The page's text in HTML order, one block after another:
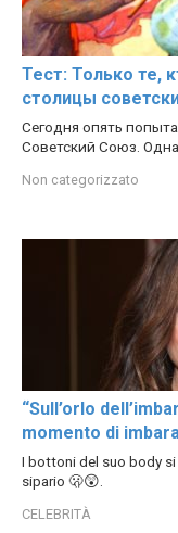
Тест: Только те,
столицы
Сегодня опять
Советский Союз.
Non categorizzato
“Sull’orlo
momento di
I bottoni del suo body
sipario 🫢😲.
CELEBRITÀ